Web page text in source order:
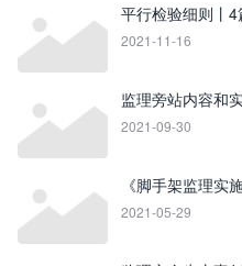
平行检验细则丨4
2021-11-16
监理旁站内容和
2021-09-30
《脚手架监理实
2021-05-29